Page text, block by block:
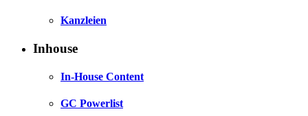
Kanzleien
Inhouse
In-House Content
GC Powerlist